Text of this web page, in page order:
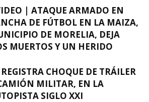
| ATAQUE ARMADO EN
DE FÚTBOL EN LA MAIZA,
DE MORELIA, DEJA
MUERTOS Y UN HERIDO
REGISTRA CHOQUE DE TRÁILER
MILITAR, EN LA
SIGLO XXI